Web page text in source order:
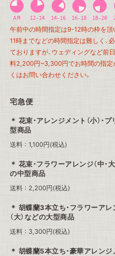
午前中の時間指定は9-12時の枠を頂
11時までなどの時間指定は難しく、
ておりますが、ウェディングなど前
料2,200円~3,300円でお時間の指定
くはお問い合わせください。
宅急便
花束・アレンジメント（小）・
型商品
送料 : 1,100円(税込)
花束・フラワーアレンジ（中・
の中型商品
送料 : 2,200円(税込)
胡蝶蘭3本立ち・フラワーアレ
（大）などの大型商品
送料 : 3,300円(税込)
胡蝶蘭5本立ち・豪華アレンジ